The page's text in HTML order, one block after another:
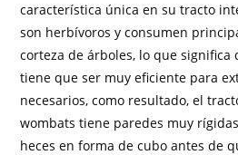
característica única en su tracto
son herbívoros y consumen
corteza de árboles, lo que
tiene que ser muy eficiente para
necesarios, como resultado, el
wombats tiene paredes muy
heces en forma de cubo antes de